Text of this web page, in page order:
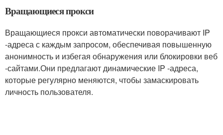
Вращающиеся прокси
Вращающиеся прокси автоматически поворачивают IP
-адреса с каждым запросом, обеспечивая повышенную
анонимность и избегая обнаружения или блокировки веб
-сайтами.Они предлагают динамические IP -адреса,
которые регулярно меняются, чтобы замаскировать
личность пользователя.